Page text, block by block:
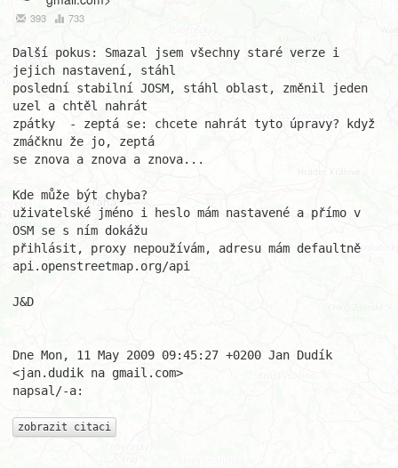
393 733
Další pokus: Smazal jsem všechny staré verze i
jejich nastavení, stáhl
poslední stabilní JOSM, stáhl oblast, změnil jeden
uzel a chtěl nahrát
zpátky  - zeptá se: chcete nahrát tyto úpravy? když
zmáčknu že jo, zeptá
se znova a znova a znova...
Kde může být chyba?
uživatelské jméno i heslo mám nastavené a přímo v
OSM se s ním dokážu
přihlásit, proxy nepoužívám, adresu mám defaultně
api.openstreetmap.org/api
J&D
Dne Mon, 11 May 2009 09:45:27 +0200 Jan Dudík
<jan.dudik na gmail.com>
napsal/-a:
zobrazit citaci